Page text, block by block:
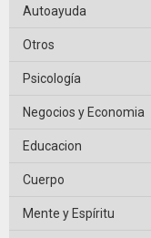
Autoayuda
Otros
Psicología
Negocios y Economia
Educacion
Cuerpo
Mente y Espíritu